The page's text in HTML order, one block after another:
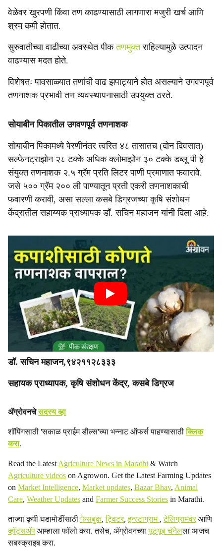
वेळेवर खुरपणी किंवा तण काढण्यासाठी लागणारा मजुरी खर्च आणि
श्रम कमी होतात.
सुरुवातीच्या वाढीच्या अवस्थेत पीकतणमुक्तराहिल्यामुळे उत्पादन
वाढण्यास मदत होते.
विशेषतः पावसाळ्यात तणांची वाढ झपाट्याने होत असल्याने उगवणपूर्व
तणनाशक प्रभावी तण व्यवस्थापनासाठी उपयुक्त ठरते.
सोयाबीन पिकातील उगवणपूर्व तणनाशक
सोयाबीन पिकामध्ये पेरणीनंतर त्वरित ४८ तासातच (दोन दिवसात)
सल्फेनट्राझोन २८ टक्के अधिक क्लोमाझोन ३० टक्के डब्लू पी हे
संयुक्त तणनाशक २.५ ग्रॅम प्रति लिटर पाणी प्रमाणात फवारावे.
जसे ५०० ग्रॅम २०० ली पाण्यातून प्रती एकरी तणनाशकाची
फवारणी करावी, असा सल्ला कसबे डिग्रजच्या कृषि संशोधन
केंद्रातील सहाय्यक प्राध्यापक डॉ. सचिन महाजन यांनी दिला आहे.
डॉ. सचिन महाजन,९४२११२८३३३
सहायक प्राध्यापक, कृषि संशोधन केंद्र, कसबे डिग्रज
ॲग्रोवनचेसदस्य व्हा
शॉपिंगसाठी 'सकाळ प्राईम डील्स'च्या भन्नाट ऑफर्स पाहण्यासाठीक्लिक
करा.
Read the Latest Agriculture News in Marathi & Watch
Agriculture videos on Agrowon. Get the Latest Farming Updates
on Market Intelligence, Market updates, Bazar Bhav, Animal
Care, Weather Updates and Farmer Success Stories in Marathi.
ताज्या कृषी घडामोडींसाठीफेसबुक,ट्विटर,इन्स्टाग्राम ,टेलिग्रामवरआणि
व्हॉट्सॲप आम्हाला फॉलो करा. तसेच, ॲग्रोवनच्यायूट्यूब चॅनेलला आजच
सबस्क्राइब करा.